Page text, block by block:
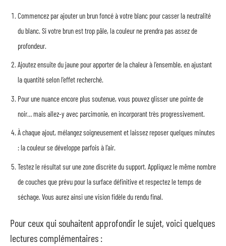
Commencez par ajouter un brun foncé à votre blanc pour casser la neutralité
du blanc. Si votre brun est trop pâle, la couleur ne prendra pas assez de
profondeur.
Ajoutez ensuite du jaune pour apporter de la chaleur à l’ensemble, en ajustant
la quantité selon l’effet recherché.
Pour une nuance encore plus soutenue, vous pouvez glisser une pointe de
noir… mais allez-y avec parcimonie, en incorporant très progressivement.
À chaque ajout, mélangez soigneusement et laissez reposer quelques minutes
: la couleur se développe parfois à l’air.
Testez le résultat sur une zone discrète du support. Appliquez le même nombre
de couches que prévu pour la surface définitive et respectez le temps de
séchage. Vous aurez ainsi une vision fidèle du rendu final.
Pour ceux qui souhaitent approfondir le sujet, voici quelques
lectures complémentaires :